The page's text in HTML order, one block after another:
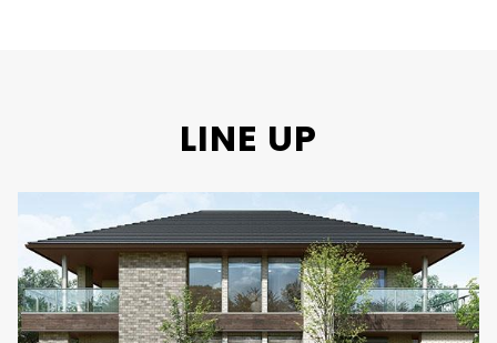
LINE UP